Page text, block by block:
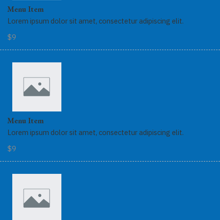
Menu Item
Lorem ipsum dolor sit amet, consectetur adipiscing elit.
$9
Menu Item
Lorem ipsum dolor sit amet, consectetur adipiscing elit.
$9